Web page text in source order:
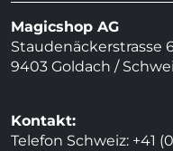
Magicshop AG
Staudenäckerstrasse
9403 Goldach /
Kontakt:
Telefon Schweiz: +41